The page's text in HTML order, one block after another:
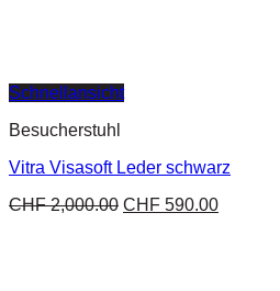
Schnellansicht
Besucherstuhl
Vitra Visasoft Leder schwarz
CHF2,000.00 CHF 590.00